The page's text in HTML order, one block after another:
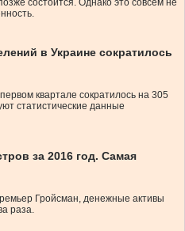
состоится. Однако это совсем не
в Украине сократилось
квартале сократилось на 305
статистические данные
за 2016 год. Самая
Гройсман, денежные активы
раза.